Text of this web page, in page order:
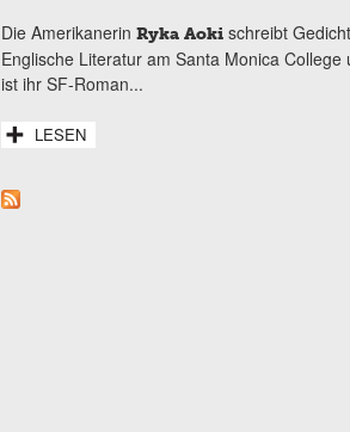
Die Amerikanerin Ryka Aokischreibt
Englische Literatur am Santa Monica
ist ihr SF-Roman...
LESEN